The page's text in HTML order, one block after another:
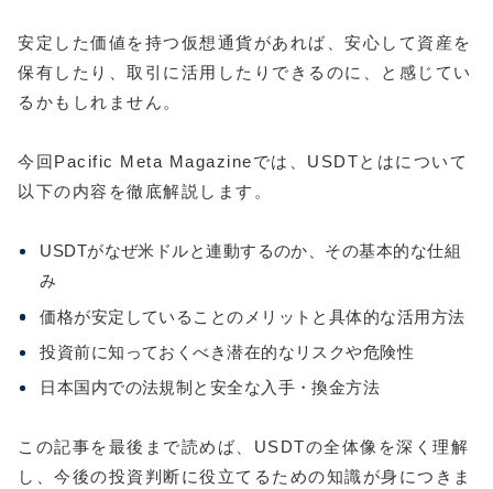
安定した価値を持つ仮想通貨があれば、安心して資産を
保有したり、取引に活用したりできるのに、と感じてい
るかもしれません。
今回Pacific Meta Magazineでは、USDTとはについて
以下の内容を徹底解説します。
USDTがなぜ米ドルと連動するのか、その基本的な仕組
み
価格が安定していることのメリットと具体的な活用方法
投資前に知っておくべき潜在的なリスクや危険性
日本国内での法規制と安全な入手・換金方法
この記事を最後まで読めば、USDTの全体像を深く理解
し、今後の投資判断に役立てるための知識が身につきま